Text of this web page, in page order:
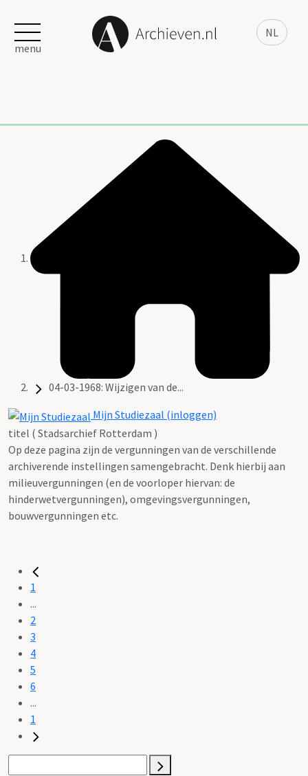
NL
menu
04-03-1968: Wijzigen van de...
Mijn Studiezaal (inloggen)
titel ( Stadsarchief Rotterdam )
Op deze pagina zijn de vergunningen van de verschillende
archiverende instellingen samengebracht. Denk hierbij aan
milieuvergunningen (en de voorloper hiervan: de
hinderwetvergunningen), omgevingsvergunningen,
bouwvergunningen etc.
1
...
2
3
4
5
6
...
1